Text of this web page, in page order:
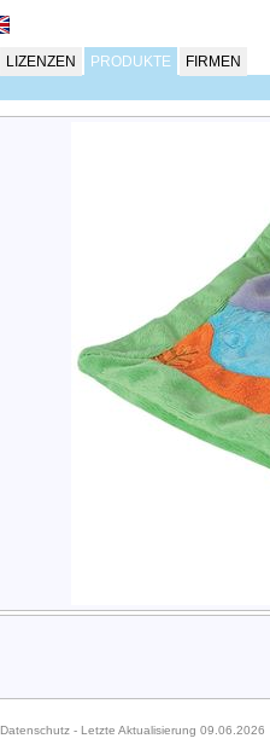
LIZENZEN PRODUKTE FIRMEN
Datenschutz- Letzte Aktualisierung 09.06.2026